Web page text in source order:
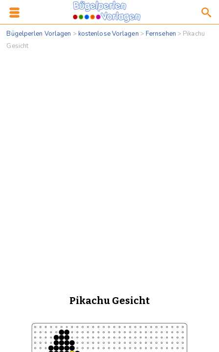
Bügelperlen Vorlagen > kostenlose Vorlagen > Fernsehen > Pikachu
Gesicht
Pikachu Gesicht